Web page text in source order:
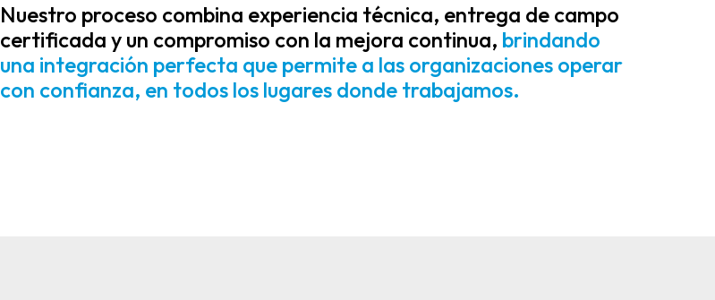
Nuestro proceso combina experiencia técnica, entrega de campo
certificada y un compromiso con la mejora continua, brindando
una integración perfecta que permite a las organizaciones operar
con confianza, en todos los lugares donde trabajamos.